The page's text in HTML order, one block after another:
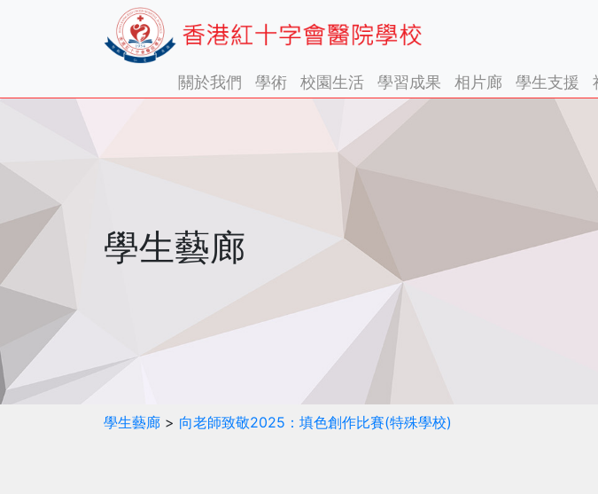
關於我們 學術 校園生活 學習成果 相片廊 學生支援
學生藝廊
學生藝廊 > 向老師致敬2025：填色創作比賽(特殊學校)